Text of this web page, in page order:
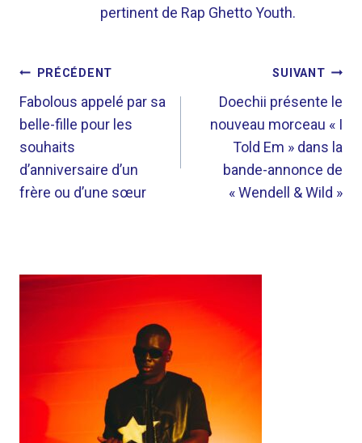
pertinent de Rap Ghetto Youth.
NAVIGATION
DE
L’ARTICLE
PRÉCÉDENT
Fabolous appelé par sa
belle-fille pour les
souhaits
d’anniversaire d’un
frère ou d’une sœur
SUIVANT
Doechii présente le
nouveau morceau « I
Told Em » dans la
bande-annonce de
« Wendell & Wild »